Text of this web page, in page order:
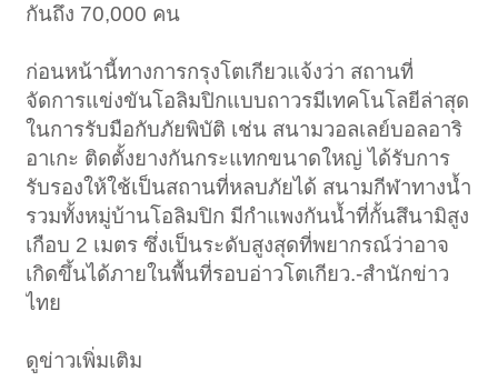
กันถึง 70,000 คน
ก่อนหน้านี้ทางการกรุงโตเกียวแจ้งว่า สถานที่
จัดการแข่งขันโอลิมปิกแบบถาวรมีเทคโนโลยีล่าสุด
ในการรับมือกับภัยพิบัติ เช่น สนามวอลเลย์บอลอาริ
อาเกะ ติดตั้งยางกันกระแทกขนาดใหญ่ ได้รับการ
รับรองให้ใช้เป็นสถานที่หลบภัยได้ สนามกีฬาทางน้ำ
รวมทั้งหมู่บ้านโอลิมปิก มีกำแพงกันน้ำที่กั้นสึนามิสูง
เกือบ 2 เมตร ซึ่งเป็นระดับสูงสุดที่พยากรณ์ว่าอาจ
เกิดขึ้นได้ภายในพื้นที่รอบอ่าวโตเกียว.-สำนักข่าว
ไทย
ดูข่าวเพิ่มเติม